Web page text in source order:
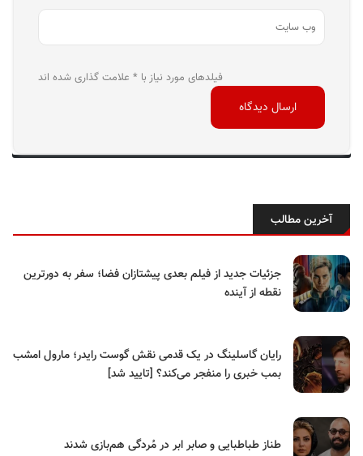
فیلدهای مورد نیاز با * علامت گذاری شده اند
آخرین مطالب
جزئیات جدید از فیلم بعدی پیشتازان فضا؛ سفر به دورترین
نقطه از آینده
رایان گاسلینگ در یک قدمی نقش گوست رایدر؛ مارول امشب
بمب خبری را منفجر می‌کند؟ [تایید شد]
طناز طباطبایی و صابر ابر در مُردگی هم‌بازی شدند